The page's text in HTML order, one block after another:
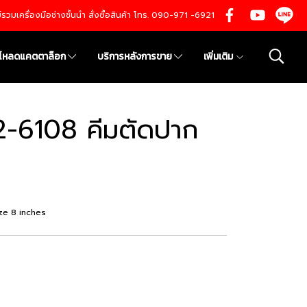
มเครื่องมือช่างชั้นนำ สั่งซื้อสินค้า โทร. 090-971 -6921
หลดแคตตาล็อก บริการหลังการขาย เพิ่มเติม
6108 คีมตัดปาก
8 inches